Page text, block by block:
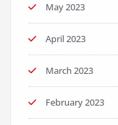
May 2023
April 2023
March 2023
February 2023